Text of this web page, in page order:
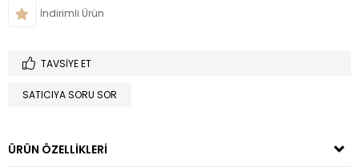
İndirimli Ürün
TAVSIYE ET
SATICIYA SORU SOR
ÜRÜN ÖZELLIKLERI